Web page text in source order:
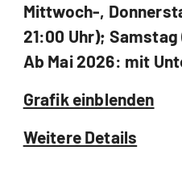
Mittwoch-,
21:00 Uhr);
Ab Mai 2026: mit
Grafik einblenden
Weitere Details